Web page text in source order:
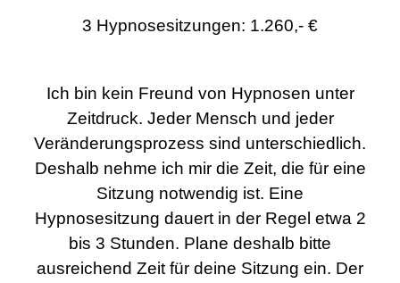
3 Hypnosesitzungen: 1.260,- €
Ich bin kein Freund von Hypnosen unter
Zeitdruck. Jeder Mensch und jeder
Veränderungsprozess sind unterschiedlich.
Deshalb nehme ich mir die Zeit, die für eine
Sitzung notwendig ist. Eine
Hypnosesitzung dauert in der Regel etwa 2
bis 3 Stunden. Plane deshalb bitte
ausreichend Zeit für deine Sitzung ein. Der